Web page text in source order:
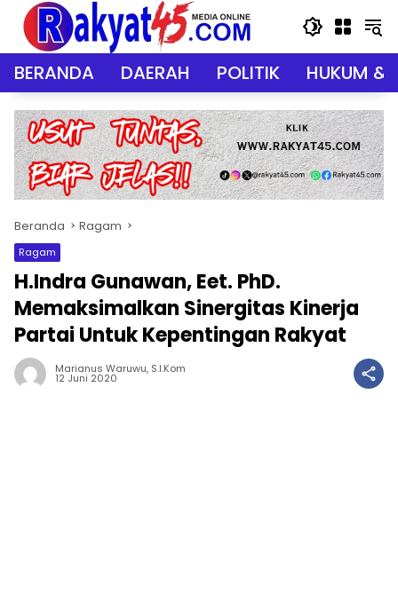
Langsung
konten
BERANDA DAERAH POLITIK HUKUM &
Beranda Ragam
Ragam
H.Indra Gunawan, Eet. PhD.
Memaksimalkan Sinergitas Kinerja
Partai Untuk Kepentingan Rakyat
Marianus Waruwu, S.I.Kom
12 Juni 2020